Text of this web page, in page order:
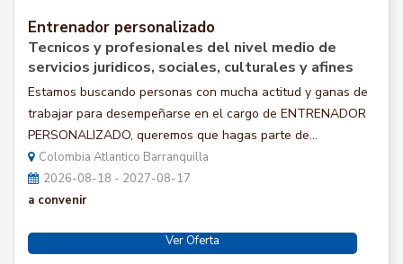
Entrenador personalizado
Tecnicos y profesionales del nivel medio de
servicios juridicos, sociales, culturales y afines
Estamos buscando personas con mucha actitud y ganas de
trabajar para desempeñarse en el cargo de ENTRENADOR
PERSONALIZADO, queremos que hagas parte de...
Colombia Atlantico Barranquilla
2026-08-18 - 2027-08-17
a convenir
Ver Oferta